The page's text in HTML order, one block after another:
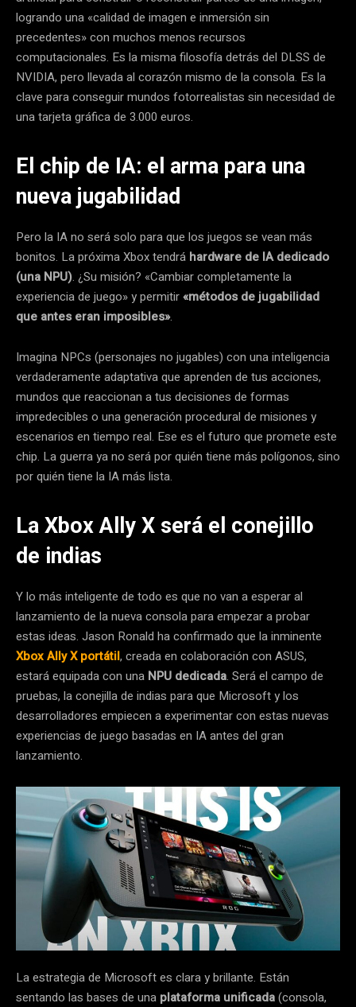
logrando una «calidad de imagen e inmersión sin
precedentes» con muchos menos recursos
computacionales. Es la misma filosofía detrás del DLSS de
NVIDIA, pero llevada al corazón mismo de la consola. Es la
clave para conseguir mundos fotorrealistas sin necesidad de
una tarjeta gráfica de 3.000 euros.
El chip de IA: el arma para una
nueva jugabilidad
Pero la IA no será solo para que los juegos se vean más
bonitos. La próxima Xbox tendrá hardware de IA dedicado
(una NPU). ¿Su misión? «Cambiar completamente la
experiencia de juego» y permitir«métodos de jugabilidad
que antes eran imposibles».
Imagina NPCs (personajes no jugables) con una inteligencia
verdaderamente adaptativa que aprenden de tus acciones,
mundos que reaccionan a tus decisiones de formas
impredecibles o una generación procedural de misiones y
escenarios en tiempo real. Ese es el futuro que promete este
chip. La guerra ya no será por quién tiene más polígonos, sino
por quién tiene la IA más lista.
La Xbox Ally X será el conejillo
de indias
Y lo más inteligente de todo es que no van a esperar al
lanzamiento de la nueva consola para empezar a probar
estas ideas. Jason Ronald ha confirmado que la inminente
Xbox Ally X portátil, creada en colaboración con ASUS,
estará equipada con una NPU dedicada. Será el campo de
pruebas, la conejilla de indias para que Microsoft y los
desarrolladores empiecen a experimentar con estas nuevas
experiencias de juego basadas en IA antes del gran
lanzamiento.
La estrategia de Microsoft es clara y brillante. Están
sentando las bases de una plataforma unificada(consola,